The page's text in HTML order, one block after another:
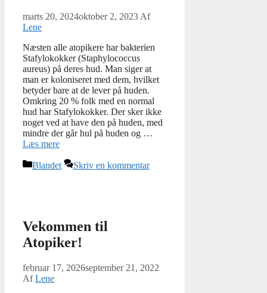
marts 20, 2024oktober 2, 2023Af
Lene
Næsten alle atopikere har bakterien
Stafylokokker (Staphylococcus
aureus) på deres hud. Man siger at
man er koloniseret med dem, hvilket
betyder bare at de lever på huden.
Omkring 20 % folk med en normal
hud har Stafylokokker. Der sker ikke
noget ved at have den på huden, med
mindre der går hul på huden og …
Læs mere
Kategorier
Blandet Skriv en kommentar
Vekommen til
Atopiker!
februar 17, 2026september 21, 2022
AfLene